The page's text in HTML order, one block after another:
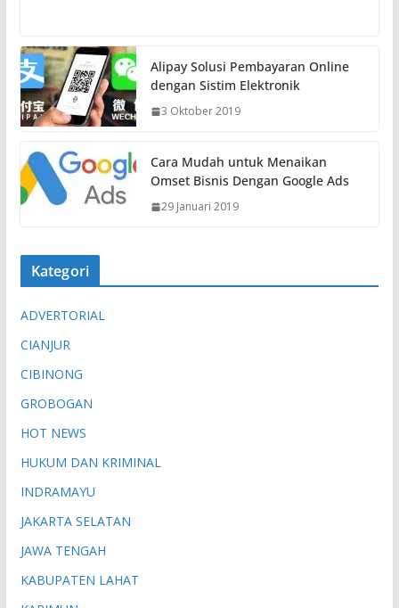
u
a
t
.
Alipay Solusi Pembayaran Online
dengan Sistim Elektronik
3 Oktober 2019
Cara Mudah untuk Menaikan
Omset Bisnis Dengan Google Ads
29 Januari 2019
Kategori
ADVERTORIAL
CIANJUR
CIBINONG
GROBOGAN
HOT NEWS
HUKUM DAN KRIMINAL
INDRAMAYU
JAKARTA SELATAN
JAWA TENGAH
KABUPATEN LAHAT